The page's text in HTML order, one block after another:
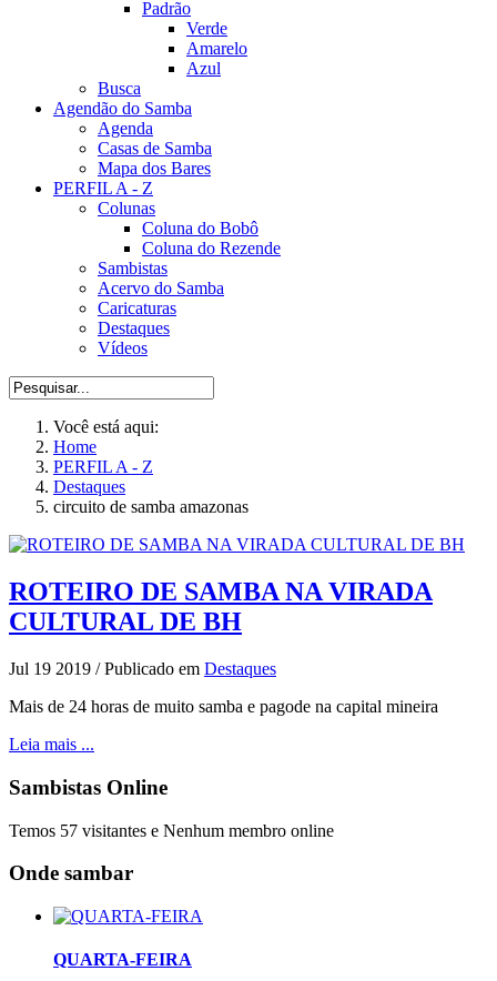
Padrão
Verde
Amarelo
Azul
Busca
Agendão do Samba
Agenda
Casas de Samba
Mapa dos Bares
PERFIL A - Z
Colunas
Coluna do Bobô
Coluna do Rezende
Sambistas
Acervo do Samba
Caricaturas
Destaques
Vídeos
Você está aqui:
Home
PERFIL A - Z
Destaques
circuito de samba amazonas
ROTEIRO DE SAMBA NA VIRADA
CULTURAL DE BH
Jul 19 2019 /Publicado em Destaques
Mais de 24 horas de muito samba e pagode na capital mineira
Leia mais ...
Sambistas Online
Temos 57 visitantes e Nenhum membro online
Onde sambar
QUARTA-FEIRA